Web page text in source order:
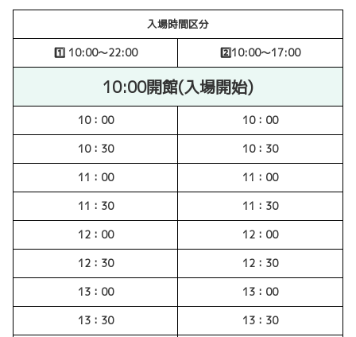
入場時間区分
1️⃣ 10:00〜22:00
2️⃣10:00〜17:00
10:00開館(入場開始)
10：00
10：00
10：30
10：30
11：00
11：00
11：30
11：30
12：00
12：00
12：30
12：30
13：00
13：00
13：30
13：30